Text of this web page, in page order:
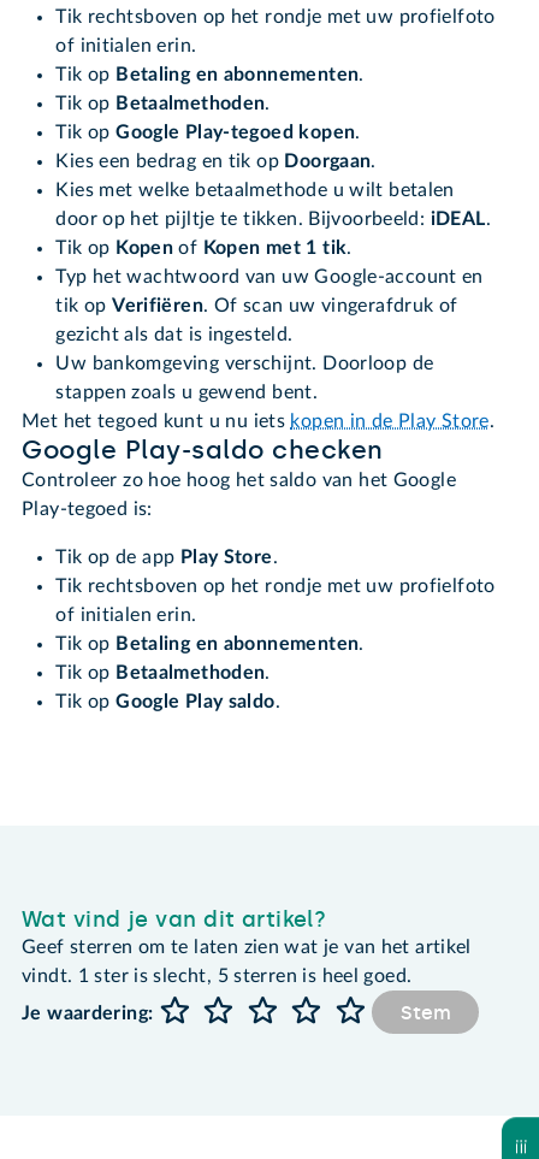
Tik rechtsboven op het rondje met uw profielfoto
of initialen erin.
Tik op Betaling en abonnementen.
Tik op Betaalmethoden.
Tik opGoogle Play-tegoed kopen.
Kies een bedrag en tik op Doorgaan.
Kies met welke betaalmethode u wilt betalen
door op het pijltje te tikken. Bijvoorbeeld: iDEAL.
Tik op Kopen of Kopen met 1 tik.
Typ het wachtwoord van uw Google-account en
tik opVerifiëren. Of scan uw vingerafdruk of
gezicht als dat is ingesteld.
Uw bankomgeving verschijnt. Doorloop de
stappen zoals u gewend bent.
Met het tegoed kunt u nu iets kopen in de Play Store.
Google Play-saldo checken
Controleer zo hoe hoog het saldo van het Google
Play-tegoed is:
Tik op de app Play Store.
Tik rechtsboven op het rondje met uw profielfoto
of initialen erin.
Tik op Betaling en abonnementen.
Tik op Betaalmethoden.
Tik opGoogle Play saldo.
Wat vind je van dit artikel?
Geef sterren om te laten zien wat je van het artikel
vindt. 1 ster is slecht, 5 sterren is heel goed.
Je waardering:
Stem